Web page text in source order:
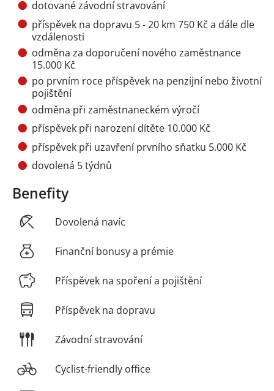
dotované závodní stravování
příspěvek na dopravu 5 - 20 km 750 Kč a dále dle
vzdálenosti
odměna za doporučení nového zaměstnance
15.000 Kč
po prvním roce příspěvek na penzijní nebo životní
pojištění
odměna při zaměstnaneckém výročí
příspěvek při narození dítěte 10.000 Kč
příspěvek při uzavření prvního sňatku 5.000 Kč
dovolená 5 týdnů
Benefity
Dovolená navíc
Finanční bonusy a prémie
Příspěvek na spoření a pojištění
Příspěvek na dopravu
Závodní stravování
Cyclist-friendly office